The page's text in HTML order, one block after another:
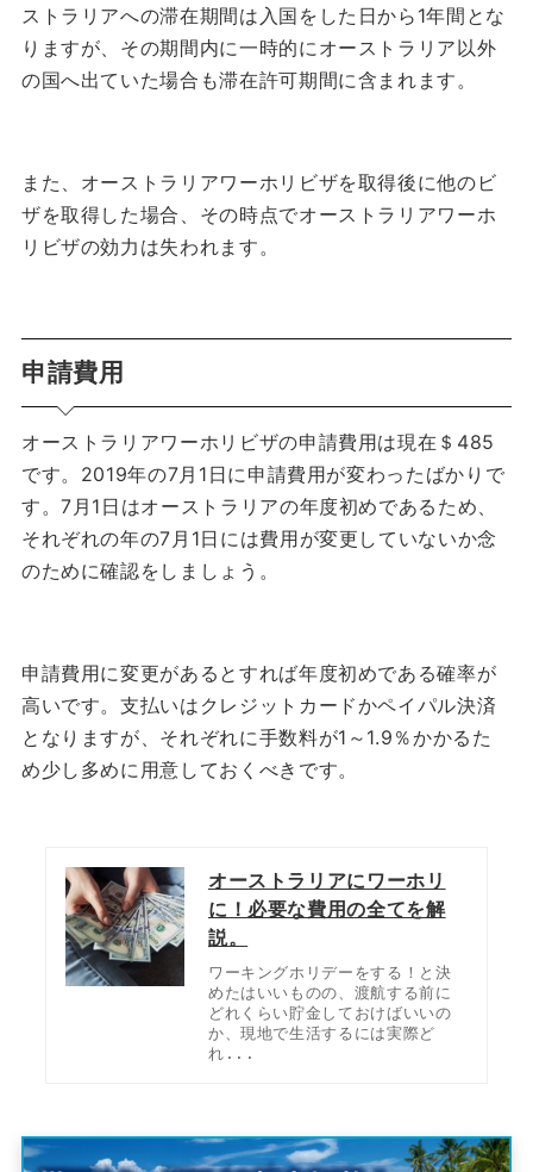
ストラリアへの滞在期間は入国をした日から1年間とな
りますが、その期間内に一時的にオーストラリア以外
の国へ出ていた場合も滞在許可期間に含まれます。
また、オーストラリアワーホリビザを取得後に他のビ
ザを取得した場合、その時点でオーストラリアワーホ
リビザの効力は失われます。
申請費用
オーストラリアワーホリビザの申請費用は現在＄485
です。 2019年の7月1日に申請費用が変わったばかりで
す。7月1日はオーストラリアの年度初めであるため、
それぞれの年の7月1日には費用が変更していないか念
のために確認をしましょう。
申請費用に変更があるとすれば年度初めである確率が
高いです。支払いはクレジットカードかペイパル決済
となりますが、それぞれに手数料が1～1.9％かかるた
め少し多めに用意しておくべきです。
オーストラリアにワーホリ
に！必要な費用の全てを解
説。
ワーキングホリデーをする！と決
めたはいいものの、渡航する前に
どれくらい貯金しておけばいいの
か、現地で生活するには実際ど
れ...